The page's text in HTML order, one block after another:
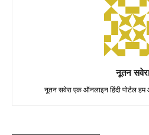
नूतन सवेरा
नूतन सवेरा एक ऑनलाइन हिंदी पोर्टल